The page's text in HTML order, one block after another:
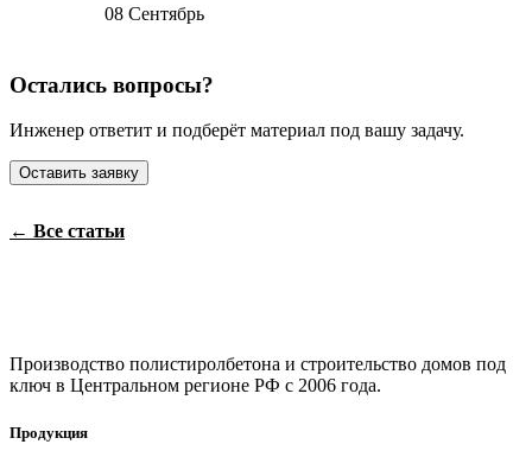
08 Сентябрь
Остались вопросы?
Инженер ответит и подберёт материал под вашу задачу.
Оставить заявку
← Все статьи
Производство полистиролбетона и строительство домов под
ключ в Центральном регионе РФ с 2006 года.
Продукция